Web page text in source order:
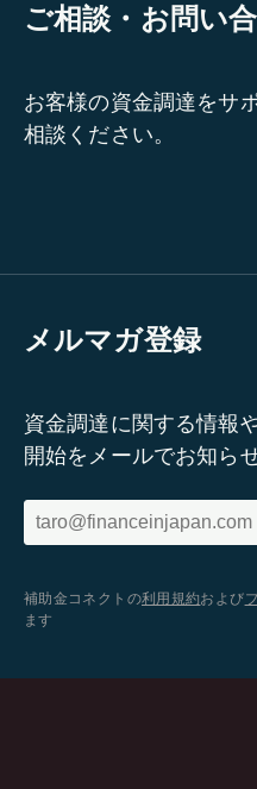
ご相談・お問い
お客様の資金調達をサ
相談ください。
メルマガ登録
資金調達に関する情報
開始をメールでお知ら
補助金コネクトの利用規約および
ます